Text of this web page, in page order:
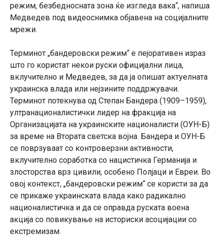
режим, безбедносната зона ќе изгледа вака“, напиша
Медведев под видеоснимка објавена на социјалните
мрежи.
Терминот „бандеровски режим“ е пејоративен израз
што го користат некои руски официјални лица,
вклучително и Медведев, за да ја опишат актуелната
украинска влада или нејзините поддржувачи.
Терминот потекнува од Степан Бандера (1909–1959),
ултранационалистички лидер на фракција на
Организацијата на украинските националисти (ОУН-Б)
за време на Втората светска војна. Бандера и ОУН-Б
се поврзуваат со контроверзни активности,
вклучително соработка со нацистичка Германија и
злосторства врз цивили, особено Полјаци и Евреи. Во
овој контекст, „бандеровски режим“ се користи за да
се прикаже украинската влада како радикално
националистичка и да се оправда руската воена
акција со повикување на историски асоцијации со
екстремизам.